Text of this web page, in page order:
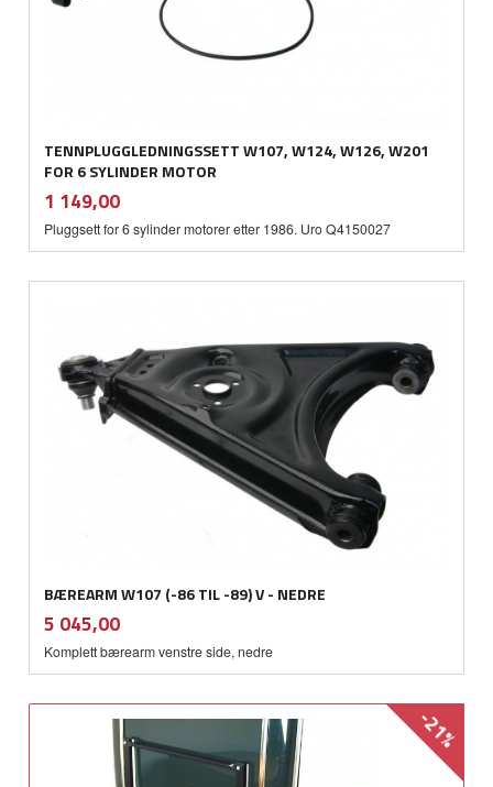
TENNPLUGGLEDNINGSSETT W107, W124, W126, W201
FOR 6 SYLINDER MOTOR
Pris
1 149,00mva.
Pluggsett for 6 sylinder motorer etter 1986. Uro Q4150027
BÆREARM W107 (-86 TIL -89) V - NEDRE
Pris
5 045,00mva.
Komplett bærearm venstre side, nedre
-21%